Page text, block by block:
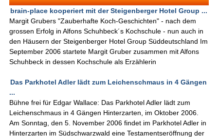
brain-place kooperiert mit der Steigenberger Hotel Group ...
Margit Grubers "Zauberhafte Koch-Geschichten" - nach dem
grossen Erfolg in Alfons Schuhbeck´s Kochschule - nun auch in
den Häusern der Steigenberger Hotel Group Süddeutschland Im
September 2006 startete Margit Gruber zusammen mit Alfons
Schuhbeck in dessen Kochschule als Erzählerin
Das Parkhotel Adler lädt zum Leichenschmaus in 4 Gängen
...
Bühne frei für Edgar Wallace: Das Parkhotel Adler lädt zum
Leichenschmaus in 4 Gängen Hinterzarten, im Oktober 2006.
Am Sonntag, den 5. November 2006 findet im Parkhotel Adler in
Hinterzarten im Südschwarzwald eine Testamentseröffnung der